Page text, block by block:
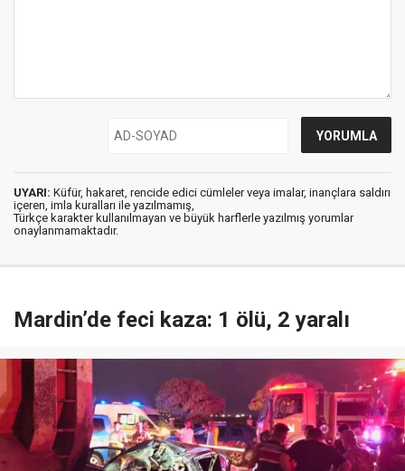
UYARI: Küfür, hakaret, rencide edici cümleler veya imalar, inançlara saldırı
içeren, imla kuralları ile yazılmamış,
Türkçe karakter kullanılmayan ve büyük harflerle yazılmış yorumlar
onaylanmamaktadır.
Mardin’de feci kaza: 1 ölü, 2 yaralı